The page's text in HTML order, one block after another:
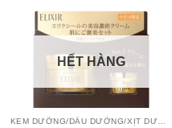
HẾT HÀNG